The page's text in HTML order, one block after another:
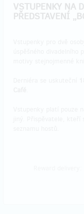
VSTUPENKY NA
PŘEDSTAVENÍ